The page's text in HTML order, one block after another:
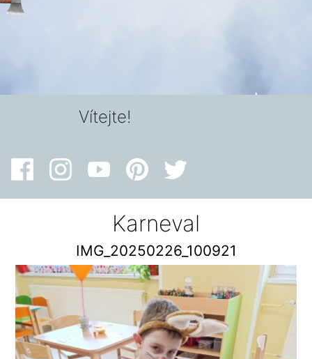
Vítejte!
Karneval
IMG_20250226_100921